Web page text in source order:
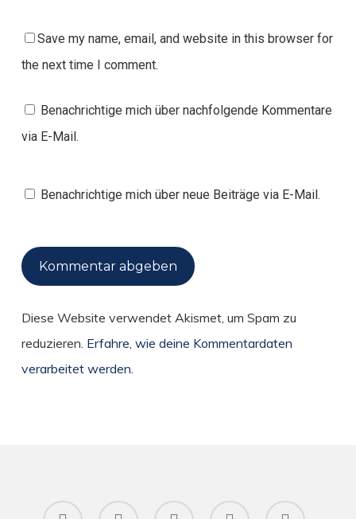
Save my name, email, and website in this browser for
the next time I comment.
Benachrichtige mich über nachfolgende Kommentare
via E-Mail.
Benachrichtige mich über neue Beiträge via E-Mail.
Diese Website verwendet Akismet, um Spam zu
reduzieren. Erfahre, wie deine Kommentardaten
verarbeitet werden.
twitter facebook pinterest RSS instagram